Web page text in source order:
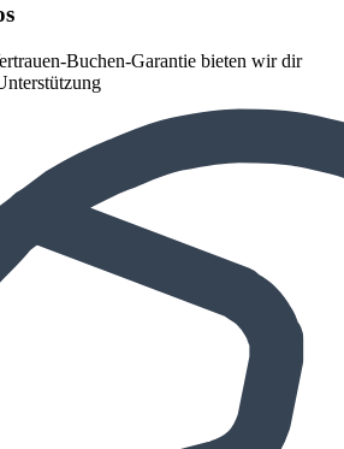
Buchen-Garantie bieten wir dir